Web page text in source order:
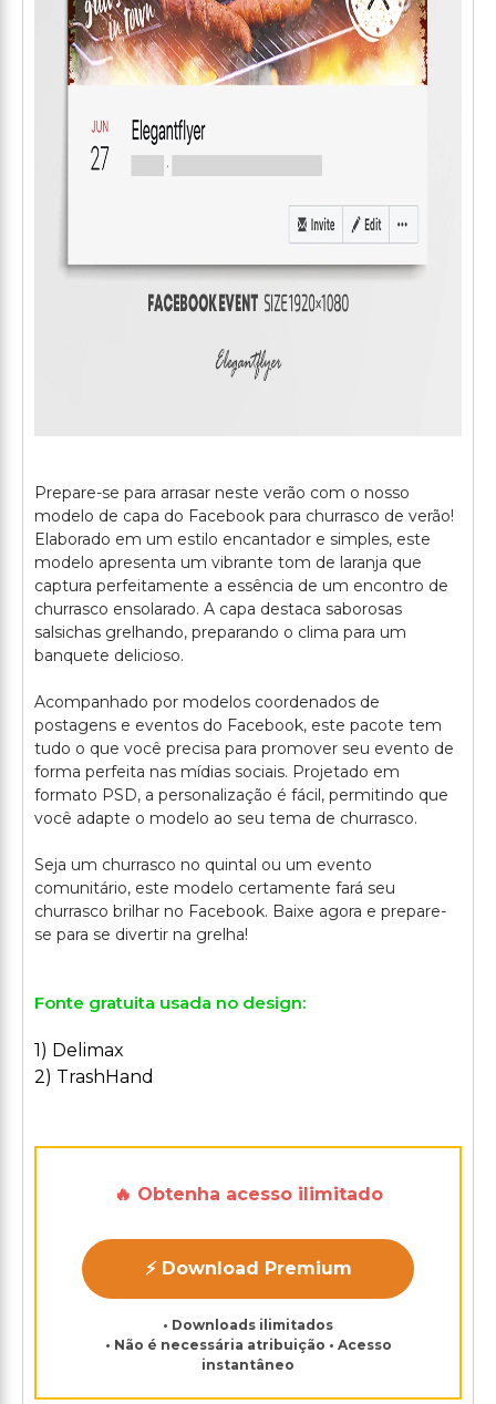
Prepare-se para arrasar neste verão com o nosso
modelo de capa do Facebook para churrasco de verão!
Elaborado em um estilo encantador e simples, este
modelo apresenta um vibrante tom de laranja que
captura perfeitamente a essência de um encontro de
churrasco ensolarado. A capa destaca saborosas
salsichas grelhando, preparando o clima para um
banquete delicioso.
Acompanhado por modelos coordenados de
postagens e eventos do Facebook, este pacote tem
tudo o que você precisa para promover seu evento de
forma perfeita nas mídias sociais. Projetado em
formato PSD, a personalização é fácil, permitindo que
você adapte o modelo ao seu tema de churrasco.
Seja um churrasco no quintal ou um evento
comunitário, este modelo certamente fará seu
churrasco brilhar no Facebook. Baixe agora e prepare-
Fonte gratuita usada no design:
1) Delimax
2) TrashHand
🔥 Obtenha acesso ilimitado
⚡ Download Premium
• Downloads ilimitados
• Não é necessária atribuição • Acesso
instantâneo